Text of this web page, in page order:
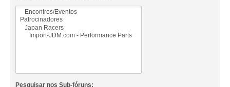
Pesquisar nos Sub-fóruns: